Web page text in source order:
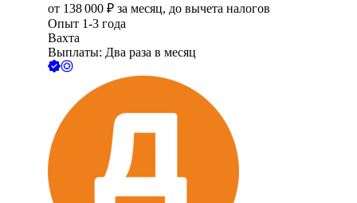
от 138 000 ₽ за месяц, до вычета налогов
Опыт 1-3 года
Вахта
Выплаты: Два раза в месяц